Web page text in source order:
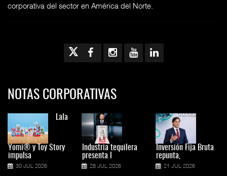
corporativa del sector en América del Norte.
NOTAS CORPORATIVAS
Lala
Yomi® y Toy Story
impulsa
30 JUL 2026
Industria tequilera
presenta l
28 JUL 2026
Inversión Fija Bruta
repunta,
21 JUL 2026